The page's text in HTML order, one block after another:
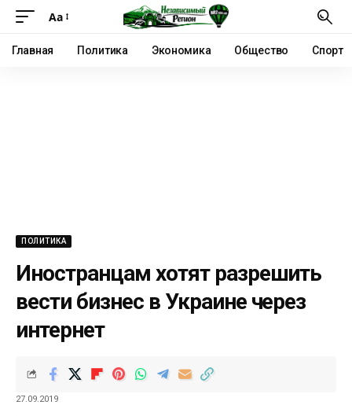
Аа
Главная Политика Экономика Общество Спорт
ПОЛИТИКА
Иностранцам хотят разрешить
вести бизнес в Украине через
интернет
27.09.2019